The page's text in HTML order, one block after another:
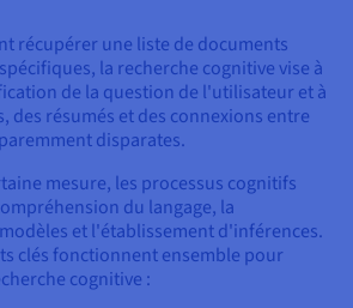
récupérer une liste de documents
la recherche cognitive vise à
de la question de l'utilisateur et à
des résumés et des connexions entre
disparates.
mesure, les processus cognitifs
du langage, la
et l'établissement d'inférences.
clés fonctionnent ensemble pour
cognitive :